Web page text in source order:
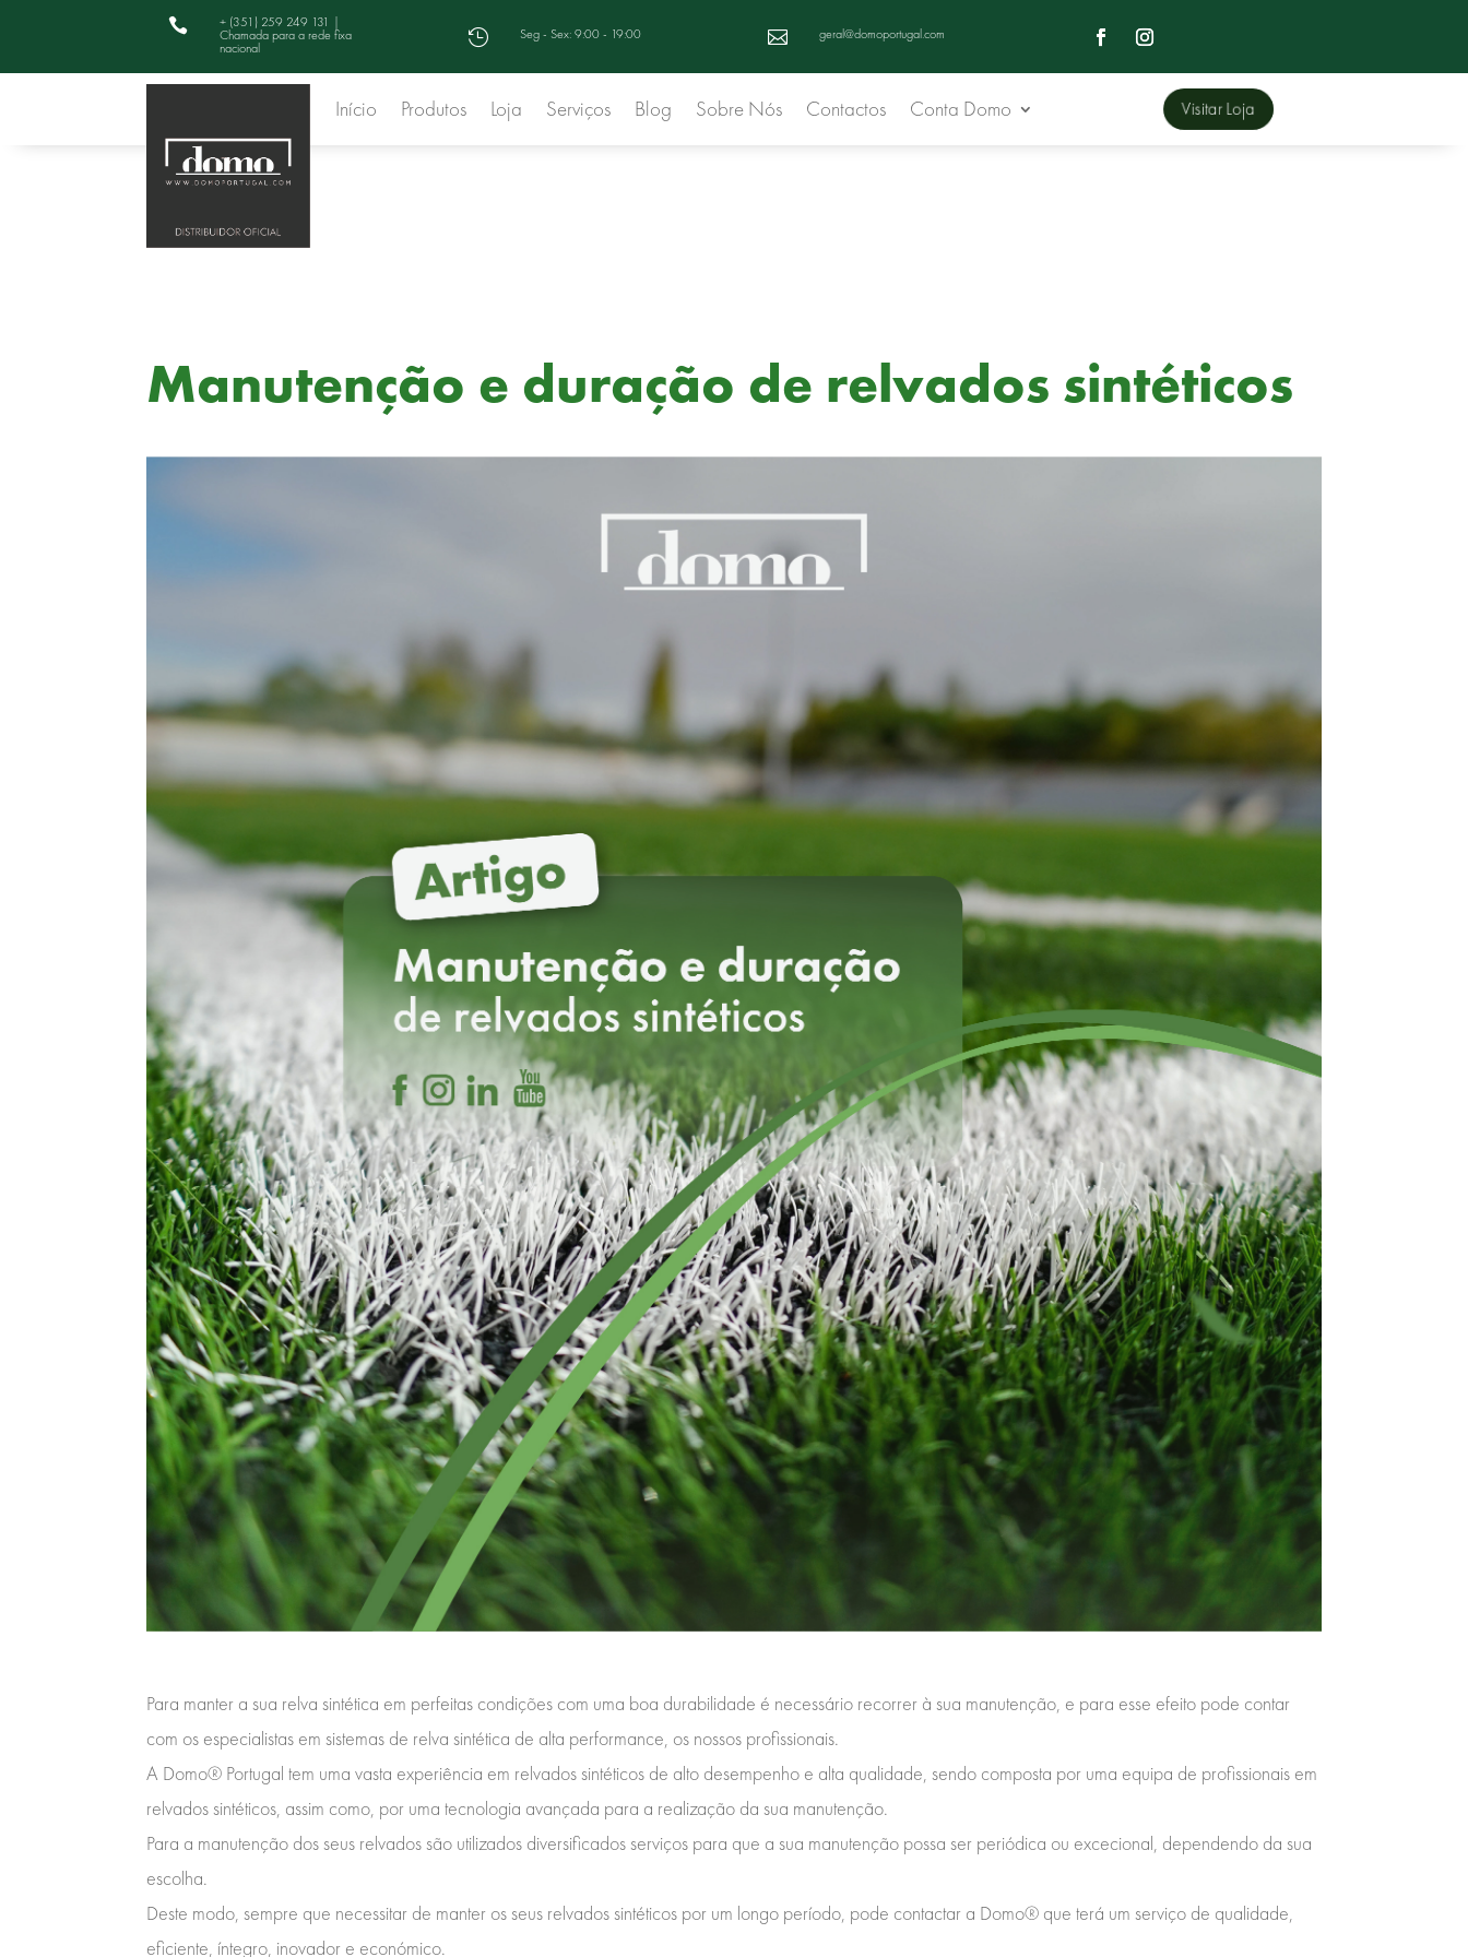
 + (351) 259 249 131 |
Chamada para a rede fixa
nacional
 Seg - Sex: 9:00 - 19:00  geral@domoportugal.com
Início Produtos Loja Serviços Blog Sobre Nós Contactos Conta Domo Visitar Loja
Manutenção e duração de relvados sintéticos
Para manter a sua relva sintética em perfeitas condições com uma boa durabilidade é necessário recorrer à sua manutenção, e para esse efeito pode contar
com os especialistas em sistemas de relva sintética de alta performance, os nossos profissionais.
A Domo® Portugal tem uma vasta experiência em relvados sintéticos de alto desempenho e alta qualidade, sendo composta por uma equipa de profissionais em
relvados sintéticos, assim como, por uma tecnologia avançada para a realização da sua manutenção.
Para a manutenção dos seus relvados são utilizados diversificados serviços para que a sua manutenção possa ser periódica ou excecional, dependendo da sua
escolha.
Deste modo, sempre que necessitar de manter os seus relvados sintéticos por um longo período, pode contactar a Domo® que terá um serviço de qualidade,
eficiente, íntegro, inovador e económico.